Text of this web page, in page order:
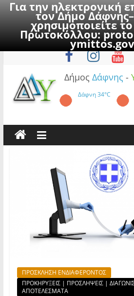
Για την ηλεκτρονική
τον Δήμο
χρησιμοποιείτε
Πρωτοκόλλου:
to
Κυριακή, 9
Δήμος Δάφνης -
Δάφνη34°C
ΠΡΟΣΚΛΗΣΗ ΕΝΔΙΑΦΕΡΟΝΤΟΣ
ΠΡΟΚΗΡΥΞΕΙΣ | ΠΡΟΣΛΗΨΕΙΣ |
ΑΠΟΤΕΛΕΣΜΑΤΑ